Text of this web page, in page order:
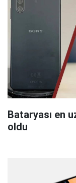
Bataryası en
oldu